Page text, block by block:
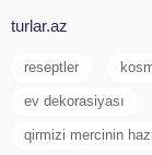
turlar.az
reseptler
ev dekorasiyası
qirmizi mercinin